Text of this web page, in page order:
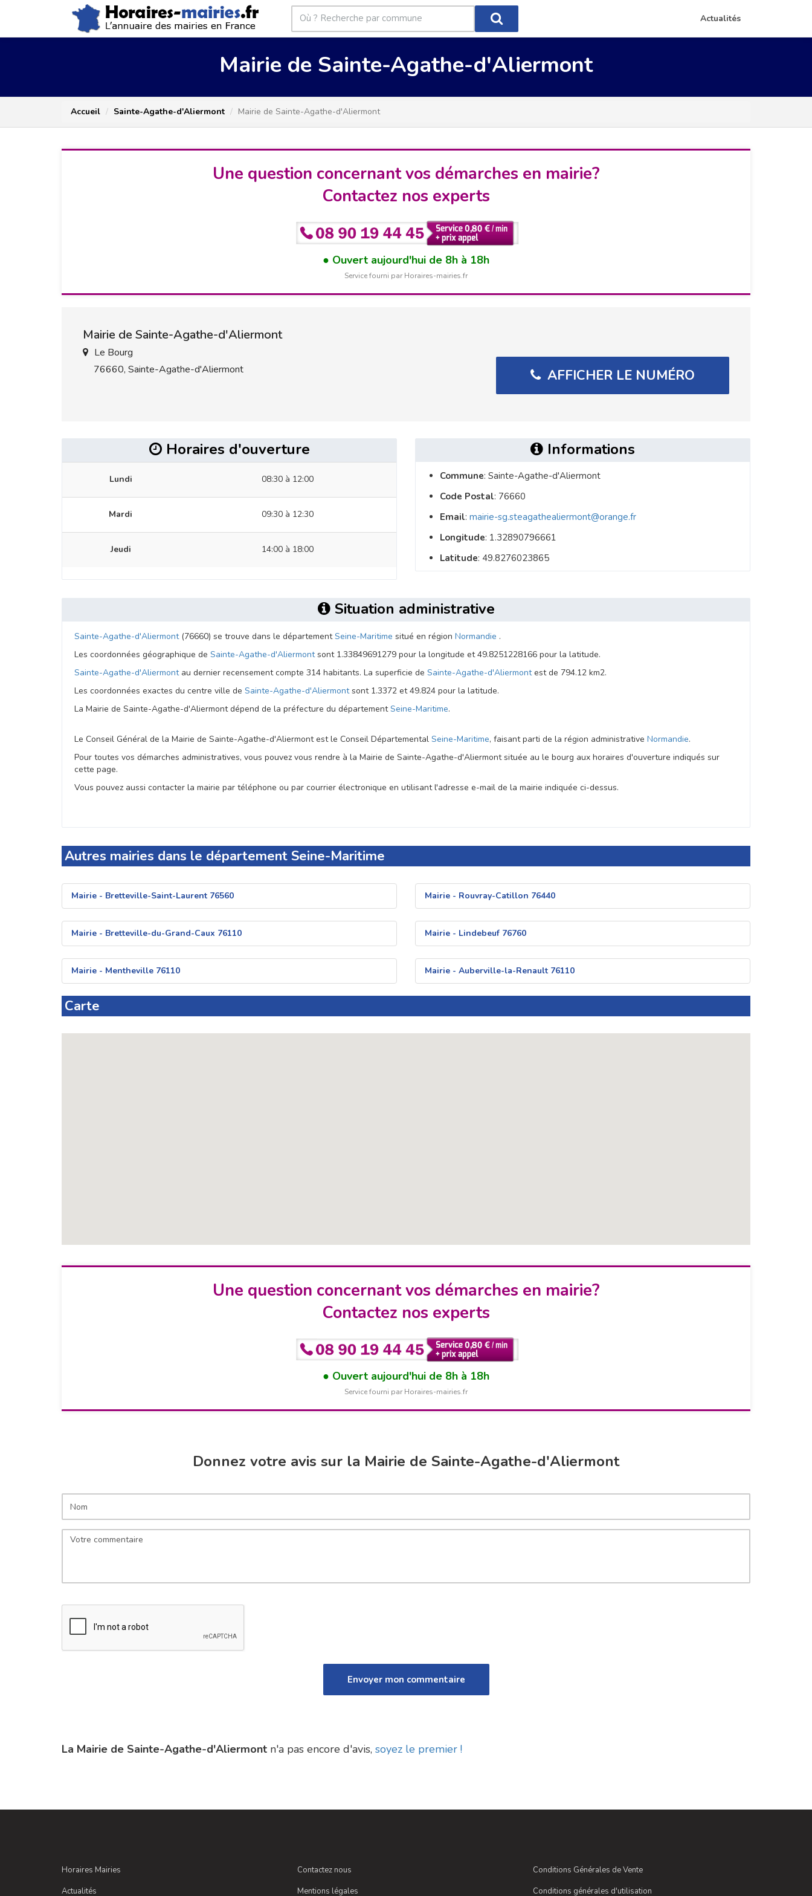
Actualités
Mairie de Sainte-Agathe-d'Aliermont
Accueil Sainte-Agathe-d'Aliermont Mairie de Sainte-Agathe-d'Aliermont
Une question concernant vos démarches en mairie?
Contactez nos experts
Ouvert aujourd'hui de 8h à 18h
Service fourni par Horaires-mairies.fr
Mairie de Sainte-Agathe-d'Aliermont
Le Bourg
76660, Sainte-Agathe-d'Aliermont
AFFICHER LE NUMÉRO
Horaires d'ouverture
Lundi 08:30 à 12:00
Mardi 09:30 à 12:30
Jeudi 14:00 à 18:00
Informations
Commune: Sainte-Agathe-d'Aliermont
Code Postal: 76660
Email: mairie-sg.steagathealiermont@orange.fr
Longitude: 1.32890796661
Latitude: 49.8276023865
Situation administrative
Sainte-Agathe-d'Aliermont(76660) se trouve dans le départementSeine-Maritime situé en région Normandie .
Les coordonnées géographique de Sainte-Agathe-d'Aliermontsont 1.33849691279 pour la longitude et 49.8251228166 pour la latitude.
Sainte-Agathe-d'Aliermontau dernier recensement compte 314 habitants. La superficie de Sainte-Agathe-d'Aliermontest de 794.12 km2.
Les coordonnées exactes du centre ville de Sainte-Agathe-d'Aliermontsont 1.3372 et 49.824 pour la latitude.
La Mairie de Sainte-Agathe-d'Aliermont dépend de la préfecture du départementSeine-Maritime.
Le Conseil Général de la Mairie de Sainte-Agathe-d'Aliermont est le Conseil Départemental Seine-Maritime, faisant parti de la région administrative Normandie.
Pour toutes vos démarches administratives, vous pouvez vous rendre à la Mairie de Sainte-Agathe-d'Aliermont située au le bourg aux horaires d'ouverture indiqués sur
cette page.
Vous pouvez aussi contacter la mairie par téléphone ou par courrier électronique en utilisant l'adresse e-mail de la mairie indiquée ci-dessus.
Autres mairies dans le département Seine-Maritime
Mairie - Bretteville-Saint-Laurent 76560 Mairie - Rouvray-Catillon 76440
Mairie - Bretteville-du-Grand-Caux 76110 Mairie - Lindebeuf 76760
Mairie - Mentheville 76110 Mairie - Auberville-la-Renault 76110
Carte
Une question concernant vos démarches en mairie?
Contactez nos experts
Ouvert aujourd'hui de 8h à 18h
Service fourni par Horaires-mairies.fr
Donnez votre avis sur la Mairie de Sainte-Agathe-d'Aliermont
La Mairie de Sainte-Agathe-d'Aliermont n'a pas encore d'avis, soyez le premier !
Horaires Mairies
Actualités
Contactez nous
Mentions légales
Conditions Générales de Vente
Conditions générales d'utilisation